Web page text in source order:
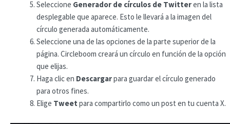
Seleccione Generador de círculos de Twitteren la lista
desplegable que aparece. Esto le llevará a la imagen del
círculo generada automáticamente.
Seleccione una de las opciones de la parte superior de la
página. Circleboom creará un círculo en función de la opción
que elijas.
Haga clic en Descargarpara guardar el círculo generado
para otros fines.
Elige Tweet para compartirlo como un post en tu cuenta X.